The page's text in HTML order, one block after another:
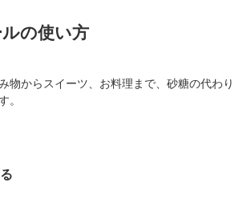
の使い方
物からスイーツ、お料理まで、砂糖の代わり
。